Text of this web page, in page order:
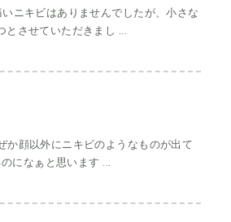
キビはありませんでしたが、小さな
させていただきまし ...
以外にニキビのようなものが出て
になぁと思います ...